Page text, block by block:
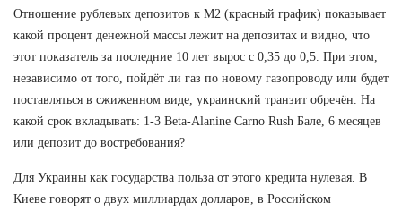
Отношение рублевых депозитов к М2 (красный график) показывает
какой процент денежной массы лежит на депозитах и видно, что
этот показатель за последние 10 лет вырос с 0,35 до 0,5. При этом,
независимо от того, пойдёт ли газ по новому газопроводу или будет
поставляться в сжиженном виде, украинский транзит обречён. На
какой срок вкладывать: 1-3 Beta-Alanine Carno Rush Бале, 6 месяцев
или депозит до востребования?
Для Украины как государства польза от этого кредита нулевая. В
Киеве говорят о двух миллиардах долларов, в Российском